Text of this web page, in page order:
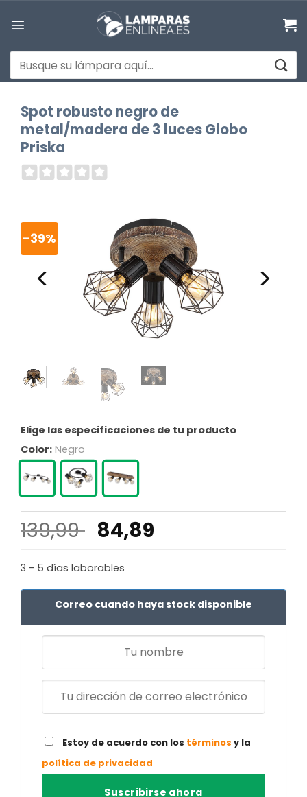
Buscar
por:
Spot robusto negro de
metal/madera de 3 luces Globo
Priska
-39%
Elige las especificaciones de tu producto
Color: Negro
139,99 El
precio
original
era:
139,99 €.
84,89
es:
84,89 €.
3 - 5 días laborables
Correo cuando haya stock disponible
Estoy de acuerdo con los términos y la
política de privacidad